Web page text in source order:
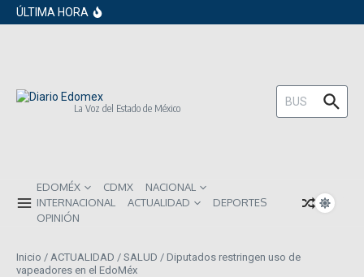
Saltar al contenido
ÚLTIMA HORA
inversionistas extranjeros; emite nueva
comunes entre los mexicanos
La Voz del Estado de México
Buscar:
EDOMÉX CDMX
NACIONAL
INTERNACIONAL
ACTUALIDAD
DEPORTES
OPINIÓN
Inicio / ACTUALIDAD / SALUD / Diputados restringen uso de
vapeadores en el EdoMéx